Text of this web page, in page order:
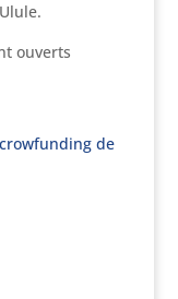
ouverts
de